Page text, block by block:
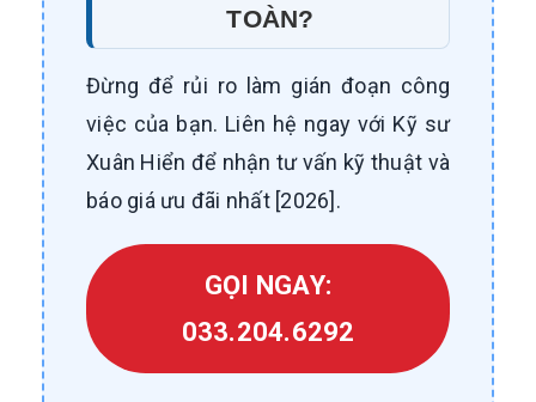
TOÀN?
Đừng để rủi ro làm gián đoạn công
việc của bạn. Liên hệ ngay với Kỹ sư
Xuân Hiển để nhận tư vấn kỹ thuật và
báo giá ưu đãi nhất [2026].
GỌI NGAY:
033.204.6292